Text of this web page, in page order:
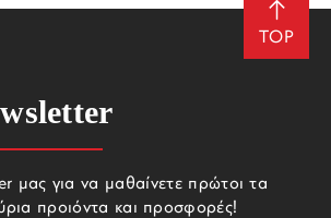
TOP
μας για να μαθαίνετε πρώτοι τα
προιόντα και προσφορές!